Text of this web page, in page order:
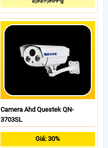
Camera Ahd Questek QN-
3703SL
Giá: 30%